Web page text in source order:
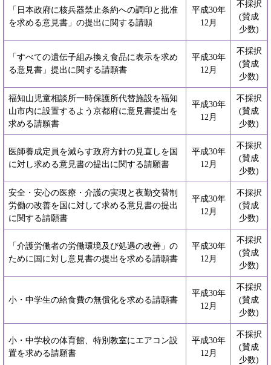
「日本政府に核兵器禁止条約への調印と批准
を求める意見書」の提出に関する請願
平成30年
12月
不採択
(賛成
少数)
「すべての遺伝子組み換え食品に表示を求め
る意見書」提出に関する請願書
平成30年
12月
不採択
(賛成
少数)
福知山児童相談所一時保護所代替施設を福知
山市内に設置するよう京都府に意見書提出を
求める請願書
平成30年
12月
不採択
(賛成
少数)
医師養成定員を減らす政府方針の見直しを国
に対し求める意見書の提出に関する請願書
平成30年
12月
不採択
(賛成
少数)
安全・安心の医療・介護の実現と夜勤交替制
労働の改善を国に対して求める意見書の提出
に関する請願書
平成30年
12月
不採択
(賛成
少数)
「介護労働者の労働環境及び処遇の改善」の
ために国に対し意見書の提出を求める請願書
平成30年
12月
不採択
(賛成
少数)
小・中学生の給食費の無償化を求める請願書
平成30年
12月
不採択
(賛成
少数)
小・中学校の体育館、特別教室にエアコン設
置を求める請願書
平成30年
12月
不採択
(賛成
少数)